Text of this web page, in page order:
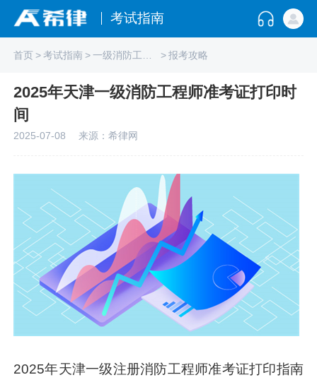
考试指南
首页>考试指南> > 报考攻略
2025年天津一级消防工程师准考证打印时
间
2025-07-08 来源：希律网
2025年天津一级注册消防工程师准考证打印指南